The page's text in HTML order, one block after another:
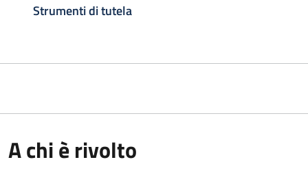
Strumenti di tutela
A chi è rivolto